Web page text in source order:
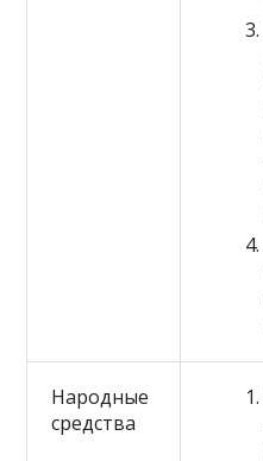
Народные
средства